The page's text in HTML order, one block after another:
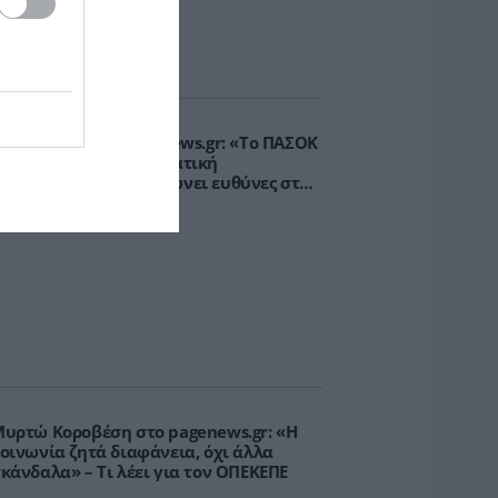
στο pagenews.gr: «Το ΠΑΣΟΚ
μπλοκάρει τη Συνταγματική
Αναθεώρηση και φορτώνει ευθύνες στη
Κοροβέση στο pagenews.gr: «Η
ζητά διαφάνεια, όχι άλλα
– Τι λέει για τον ΟΠΕΚΕΠΕ